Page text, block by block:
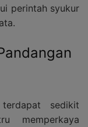
perintah syukur
sedikit
memperkaya